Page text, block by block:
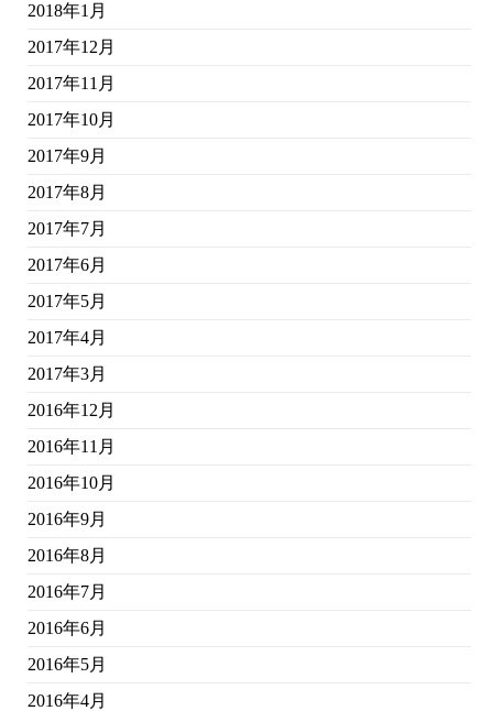
2018年1月
2017年12月
2017年11月
2017年10月
2017年9月
2017年8月
2017年7月
2017年6月
2017年5月
2017年4月
2017年3月
2016年12月
2016年11月
2016年10月
2016年9月
2016年8月
2016年7月
2016年6月
2016年5月
2016年4月